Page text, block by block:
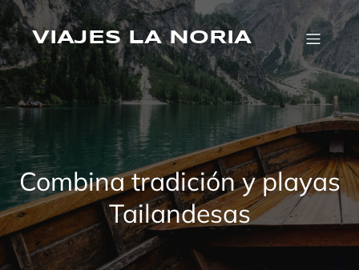
Saltar
al
contenidoVIAJES LA NORIA
Combina tradición y playas
Tailandesas